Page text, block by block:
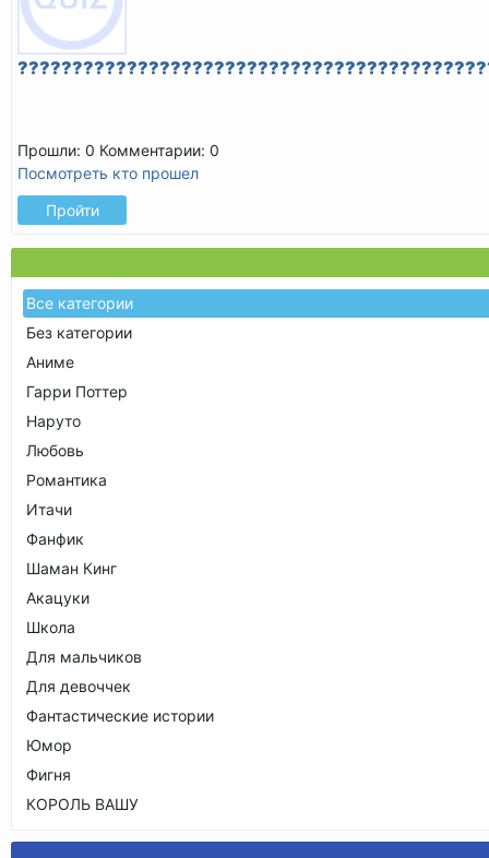
Прошли: 0 Комментарии: 0
Посмотреть кто прошел
Пройти
Все категории
Без категории
Аниме
Гарри Поттер
Наруто
Любовь
Романтика
Итачи
Фанфик
Шаман Кинг
Акацуки
Школа
Для мальчиков
Для девоччек
Фантастические истории
Юмор
Фигня
КОРОЛЬ ВАШУ